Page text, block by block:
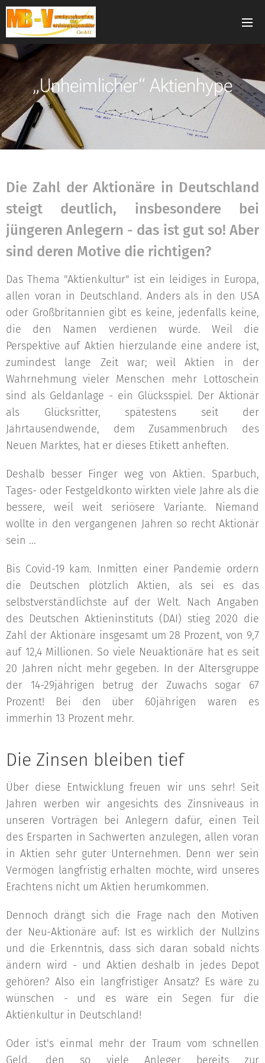
„Unheimlicher“ Aktienhype
12.03.2021
Die Zahl der Aktionäre in Deutschland
steigt deutlich, insbesondere bei
jüngeren Anlegern - das ist gut so! Aber
sind deren Motive die richtigen?
Das Thema "Aktienkultur" ist ein leidiges in Europa,
allen voran in Deutschland. Anders als in den USA
oder Großbritannien gibt es keine, jedenfalls keine,
die den Namen verdienen würde. Weil die
Perspektive auf Aktien hierzulande eine andere ist,
zumindest lange Zeit war; weil Aktien in der
Wahrnehmung vieler Menschen mehr Lottoschein
sind als Geldanlage - ein Glücksspiel. Der Aktionär
als Glücksritter, spätestens seit der
Jahrtausendwende, dem Zusammenbruch des
Neuen Marktes, hat er dieses Etikett anheften.
Deshalb besser Finger weg von Aktien. Sparbuch,
Tages- oder Festgeldkonto wirkten viele Jahre als die
bessere, weil weit seriösere Variante. Niemand
wollte in den vergangenen Jahren so recht Aktionär
sein ...
Bis Covid-19 kam. Inmitten einer Pandemie ordern
die Deutschen plötzlich Aktien, als sei es das
selbstverständlichste auf der Welt. Nach Angaben
des Deutschen Aktieninstituts (DAI) stieg 2020 die
Zahl der Aktionäre insgesamt um 28 Prozent, von 9,7
auf 12,4 Millionen. So viele Neuaktionäre hat es seit
20 Jahren nicht mehr gegeben. In der Altersgruppe
der 14-29jährigen betrug der Zuwachs sogar 67
Prozent! Bei den über 60jährigen waren es
immerhin 13 Prozent mehr.
Die Zinsen bleiben tief
Über diese Entwicklung freuen wir uns sehr! Seit
Jahren werben wir angesichts des Zinsniveaus in
unseren Vorträgen bei Anlegern dafür, einen Teil
des Ersparten in Sachwerten anzulegen, allen voran
in Aktien sehr guter Unternehmen. Denn wer sein
Vermögen langfristig erhalten möchte, wird unseres
Erachtens nicht um Aktien herumkommen.
Dennoch drängt sich die Frage nach den Motiven
der Neu-Aktionäre auf: Ist es wirklich der Nullzins
und die Erkenntnis, dass sich daran sobald nichts
ändern wird - und Aktien deshalb in jedes Depot
gehören? Also ein langfristiger Ansatz? Es wäre zu
wünschen - und es wäre ein Segen für die
Aktienkultur in Deutschland!
Oder ist's einmal mehr der Traum vom schnellen
Geld, den so viele Anleger bereits zur